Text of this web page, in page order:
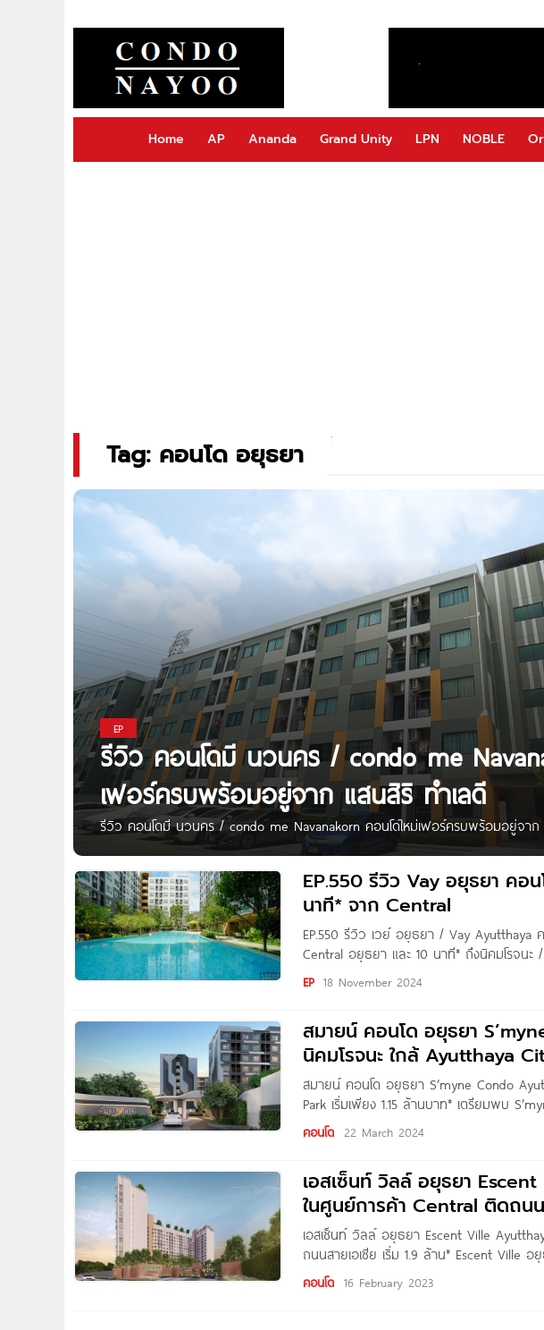
Home AP Ananda Grand Unity LPN NOBLE
Tag: คอนโด อยุธยา
EP
รีวิว คอนโดมี นวนคร / condo me
เฟอร์ครบพร้อมอยู่จาก แสนสิริ ทำเลดี
รีวิว คอนโดมี นวนคร / condo me Navanakorn คอนโดใหม่เฟอร์ครบพร้อมอยู่จาก
ใกล้นิคมฯ นวนคร เปิดตึกใหม่ เริ่มเพียง 1.09 ล้าน* Written by : Pure Thitapa สวั
นี้เราจะพาไปชมคอนโดใหม่ราคาล้านนิด ๆ จาก แสนสิริEP.550 รีวิว Vay อยุธยา ค
นาที* จาก Central
EP.550 รีวิว เวย์ อยุธยา / Vay
Central อยุธยา และ 10 นาที* ถึงนิคมโรจนะ
Pure Thaitapa สวัสดีค่า เพื่อน
EP 18 November 2024
สมายน์ คอนโด อยุธยา
นิคมโรจนะ ใกล้ Ayutthaya
สมายน์ คอนโด อยุธยา S’myne Condo
Park เริ่มเพียง 1.15 ล้านบาท* เตรียมพบ
จาก บริษัท สิรีน พร๊อพเพอร์ตี้ แอนด์ ดีเวลล
ต.คานหาม อ.อุทัย
คอนโด 22 March 2024
เอสเซ็นท์ วิลล์ อยุธยา
ในศูนย์การค้า Central ติดถนน
เอสเซ็นท์ วิลล์ อยุธยา Escent Ville
ถนนสายเอเชีย เริ่ม 1.9 ล้าน* Escent Ville
จำกัด โครงการตั้งอยู่บนถนนอโยธยา ต.คล
ทำเลศักยภาพ ติดศูนย์การค้า Central อยุธยา
คอนโด 16 February 2023